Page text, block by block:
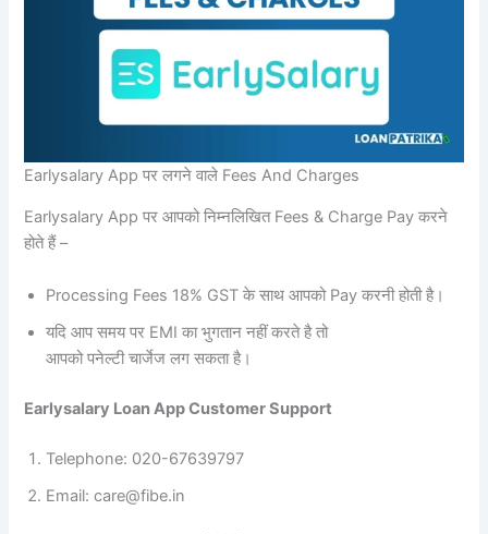
Earlysalary App पर लगने वाले Fees And Charges
Earlysalary App पर आपको निम्नलिखित Fees & Charge Pay करने
होते हैं –
Processing Fees 18% GST के साथ आपको Pay करनी होती है।
यदि आप समय पर EMI का भुगतान नहीं करते है तो
आपको पनेल्टी चार्जेज लग सकता है।
Earlysalary Loan App Customer Support
Telephone: 020-67639797
Email: care@fibe.in